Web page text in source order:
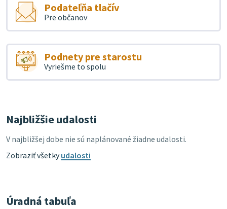
Podateľňa tlačív
Pre občanov
Podnety pre starostu
Vyriešme to spolu
Najbližšie udalosti
V najbližšej dobe nie sú naplánované žiadne udalosti.
Zobraziť všetkyudalosti
Úradná tabuľa